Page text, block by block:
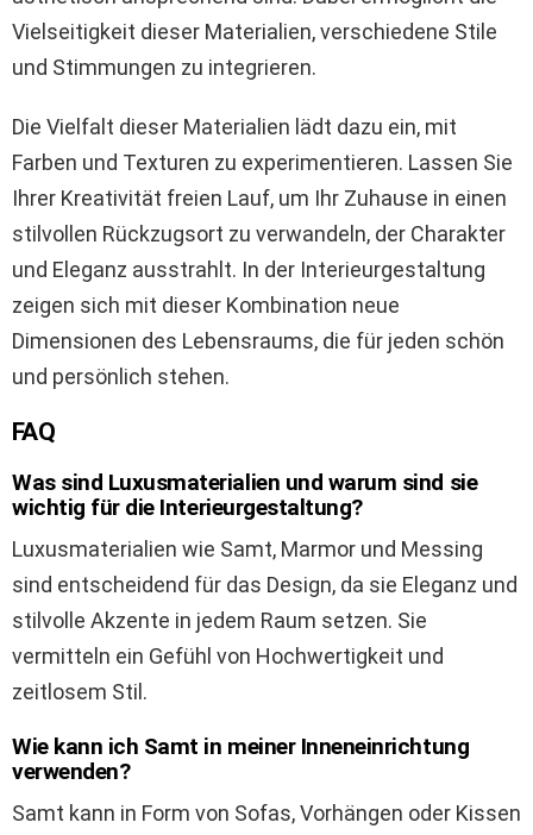
Vielseitigkeit dieser Materialien, verschiedene Stile
und Stimmungen zu integrieren.
Die Vielfalt dieser Materialien lädt dazu ein, mit
Farben und Texturen zu experimentieren. Lassen Sie
Ihrer Kreativität freien Lauf, um Ihr Zuhause in einen
stilvollen Rückzugsort zu verwandeln, der Charakter
und Eleganz ausstrahlt. In der Interieurgestaltung
zeigen sich mit dieser Kombination neue
Dimensionen des Lebensraums, die für jeden schön
und persönlich stehen.
FAQ
Was sind Luxusmaterialien und warum sind sie
wichtig für die Interieurgestaltung?
Luxusmaterialien wie Samt, Marmor und Messing
sind entscheidend für das Design, da sie Eleganz und
stilvolle Akzente in jedem Raum setzen. Sie
vermitteln ein Gefühl von Hochwertigkeit und
zeitlosem Stil.
Wie kann ich Samt in meiner Inneneinrichtung
verwenden?
Samt kann in Form von Sofas, Vorhängen oder Kissen